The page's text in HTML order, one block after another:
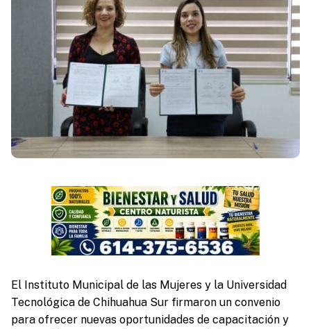
El Instituto Municipal de las Mujeres y la Universidad
Tecnológica de Chihuahua Sur firmaron un convenio
para ofrecer nuevas oportunidades de capacitación y